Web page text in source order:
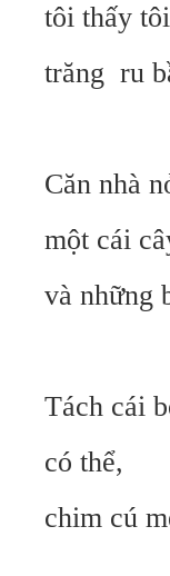
tôi thấy
trăng ru
Căn nhà
một cái
và những
Tách cái
có thể,
chim cú